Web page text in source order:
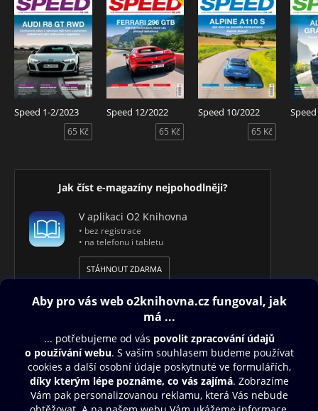
Speed 1-2/2023
65 Kč
Speed 12/2022
65 Kč
Speed 10/2022
65 Kč
Jak číst e-magazíny nejpohodlněji?
V aplikaci O2 Knihovna
• bez registrace
• na telefonu i tabletu
STÁHNOUT ZDARMA
Obsah ke stažení
Moje O2 Knihovna